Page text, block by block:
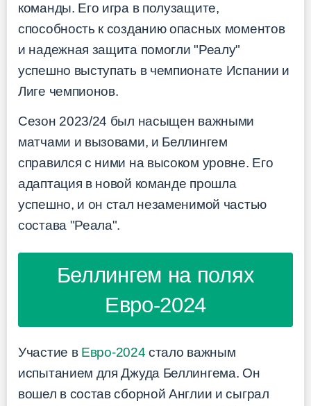
команды. Его игра в полузащите,
способность к созданию опасных моментов
и надежная защита помогли "Реалу"
успешно выступать в чемпионате Испании и
Лиге чемпионов.
Сезон 2023/24 был насыщен важными
матчами и вызовами, и Беллингем
справился с ними на высоком уровне. Его
адаптация в новой команде прошла
успешно, и он стал незаменимой частью
состава "Реала".
Беллингем на полях
Евро-2024
Участие в Евро-2024 стало важным
испытанием для Джуда Беллингема. Он
вошел в состав сборной Англии и сыграл